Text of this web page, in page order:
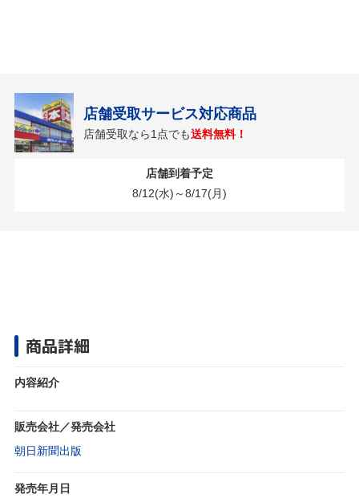
店舗受取サービス対応商品
店舗受取なら1点でも送料無料！
店舗到着予定
8/12(水)～8/17(月)
商品詳細
内容紹介
販売会社／発売会社
朝日新聞出版
発売年月日